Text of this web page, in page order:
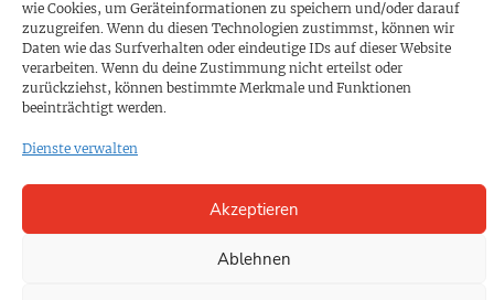
wie Cookies, um Geräteinformationen zu speichern und/oder darauf
zuzugreifen. Wenn du diesen Technologien zustimmst, können wir
Daten wie das Surfverhalten oder eindeutige IDs auf dieser Website
verarbeiten. Wenn du deine Zustimmung nicht erteilst oder
zurückziehst, können bestimmte Merkmale und Funktionen
beeinträchtigt werden.
Dienste verwalten
Akzeptieren
Ablehnen
Impressum
SPENDEN
Datenschutz
KONTAKT